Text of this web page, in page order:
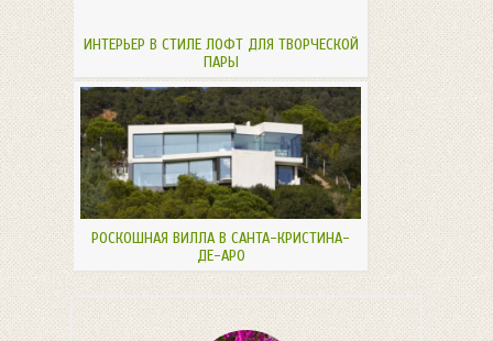
ИНТЕРЬЕР В СТИЛЕ ЛОФТ ДЛЯ ТВОРЧЕСКОЙ
ПАРЫ
РОСКОШНАЯ ВИЛЛА В САНТА-КРИСТИНА-
ДЕ-АРО